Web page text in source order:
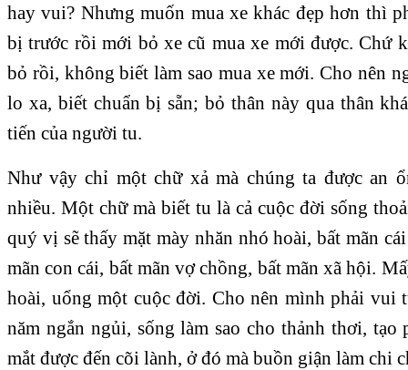
hay vui? Nhưng muốn mua xe khác đẹp hơn thì
bị trước rồi mới bỏ xe cũ mua xe mới được. Chứ
bỏ rồi, không biết làm sao mua xe mới. Cho nên
lo xa, biết chuẩn bị sẵn; bỏ thân này qua thân
tiến của người tu.
Như vậy chỉ một chữ xả mà chúng ta được an
nhiều. Một chữ mà biết tu là cả cuộc đời sống
quý vị sẽ thấy mặt mày nhăn nhó hoài, bất mãn
mãn con cái, bất mãn vợ chồng, bất mãn xã hội.
hoài, uổng một cuộc đời. Cho nên mình phải vui
năm ngắn ngủi, sống làm sao cho thảnh thơi, tạo
mắt được đến cõi lành, ở đó mà buồn giận làm chi